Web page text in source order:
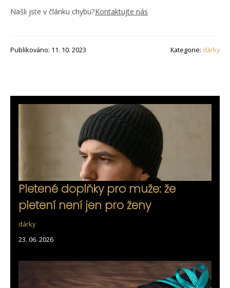
Našli jste v článku chybu?Kontaktujte nás
Publikováno: 11. 10. 2023 Kategorie: dárky
Pletené doplňky pro muže: že
pletení není jen pro ženy
dárky
23. 06. 2026